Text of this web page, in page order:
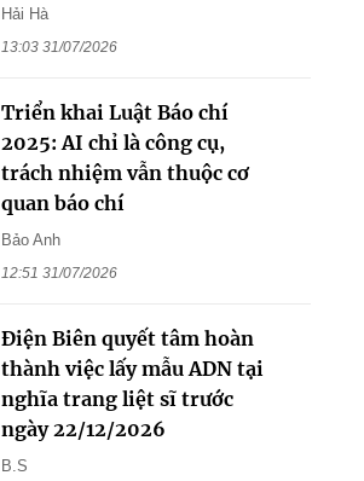
Hải Hà
13:03 31/07/2026
Triển khai Luật Báo chí
2025: AI chỉ là công cụ,
trách nhiệm vẫn thuộc cơ
quan báo chí
Bảo Anh
12:51 31/07/2026
Điện Biên quyết tâm hoàn
thành việc lấy mẫu ADN tại
nghĩa trang liệt sĩ trước
ngày 22/12/2026
B.S